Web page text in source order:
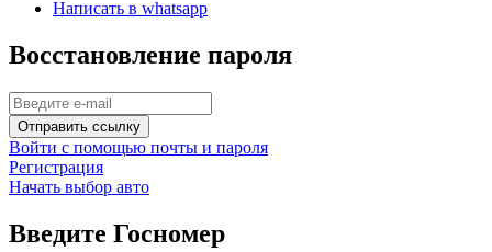
Написать в whatsapp
Восстановление пароля
Отправить ссылку
Войти с помощью почты и пароля
Регистрация
Начать выбор авто
Введите Госномер